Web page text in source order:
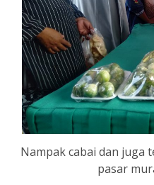
Nampak cabai dan juga
pasar